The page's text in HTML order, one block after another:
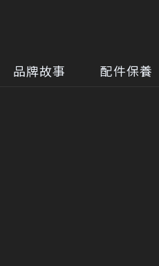
品牌故事 配件保養